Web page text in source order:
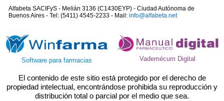
Alfabeta SACIFyS - Melián 3136 (C1430EYP) - Ciudad Autónoma de
Buenos Aires - Tel: (5411) 4545-2233 - Mail: info@alfabeta.net
Software para farmacias Vademécum Digital
El contenido de este sitio está protegido por el derecho de
propiedad intelectual, encontrándose prohibida su reproducción y
distribución total o parcial por el medio que sea.